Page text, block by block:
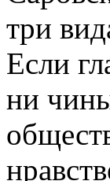
три
Если
ни